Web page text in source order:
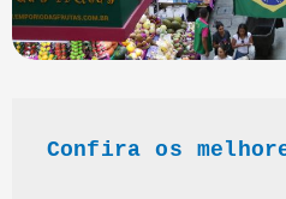
Confira os